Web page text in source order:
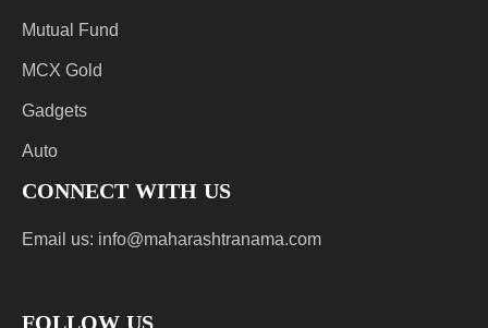
Mutual Fund
MCX Gold
Gadgets
Auto
CONNECT WITH US
Email us: info@maharashtranama.com